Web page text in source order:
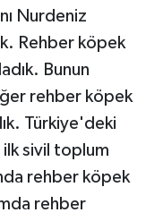
Nurdeniz
Rehber köpek
Bunun
rehber köpek
Türkiye'deki
ilk sivil toplum
rehber köpek
rehber